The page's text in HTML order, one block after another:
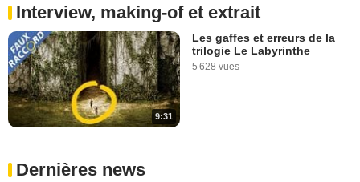
Interview, making-of et extrait
9:31
Les gaffes et erreurs de la
trilogie Le Labyrinthe
5 628 vues
Dernières news